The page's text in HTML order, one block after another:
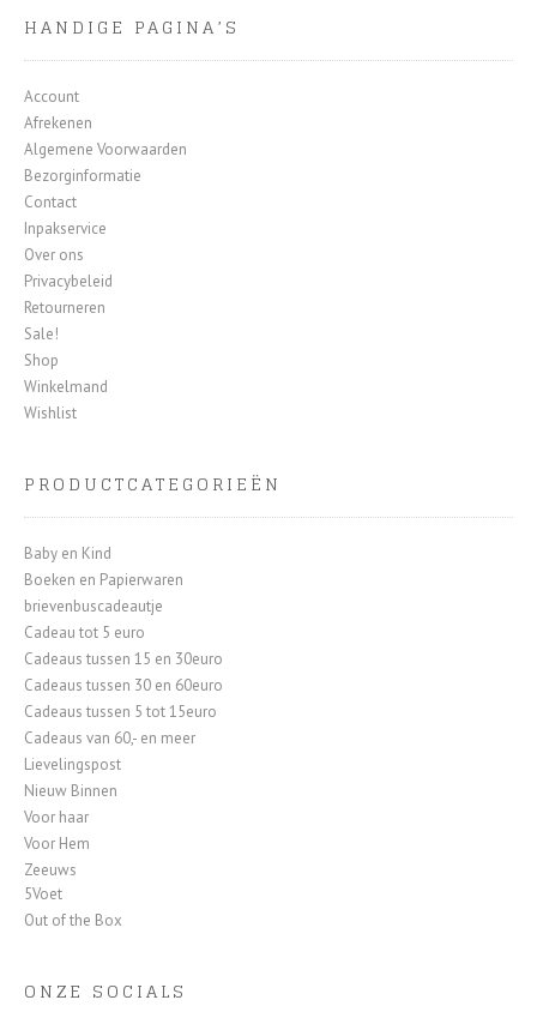
HANDIGE PAGINA’S
Account
Afrekenen
Algemene Voorwaarden
Bezorginformatie
Contact
Inpakservice
Over ons
Privacybeleid
Retourneren
Sale!
Shop
Winkelmand
Wishlist
PRODUCTCATEGORIEËN
Baby en Kind
Boeken en Papierwaren
brievenbuscadeautje
Cadeau tot 5 euro
Cadeaus tussen 15 en 30euro
Cadeaus tussen 30 en 60euro
Cadeaus tussen 5 tot 15euro
Cadeaus van 60,- en meer
Lievelingspost
Nieuw Binnen
Voor haar
Voor Hem
Zeeuws
5Voet
Out of the Box
ONZE SOCIALS